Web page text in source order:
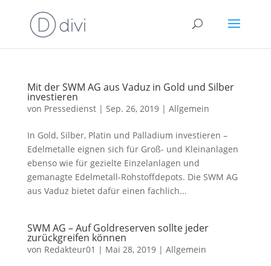
Mit der SWM AG aus Vaduz in Gold und Silber
investieren
von Pressedienst| Sep. 26, 2019| Allgemein
In Gold, Silber, Platin und Palladium investieren –
Edelmetalle eignen sich für Groß- und Kleinanlagen
ebenso wie für gezielte Einzelanlagen und
gemanagte Edelmetall-Rohstoffdepots. Die SWM AG
aus Vaduz bietet dafür einen fachlich...
SWM AG – Auf Goldreserven sollte jeder
zurückgreifen können
von Redakteur01 | Mai 28, 2019| Allgemein